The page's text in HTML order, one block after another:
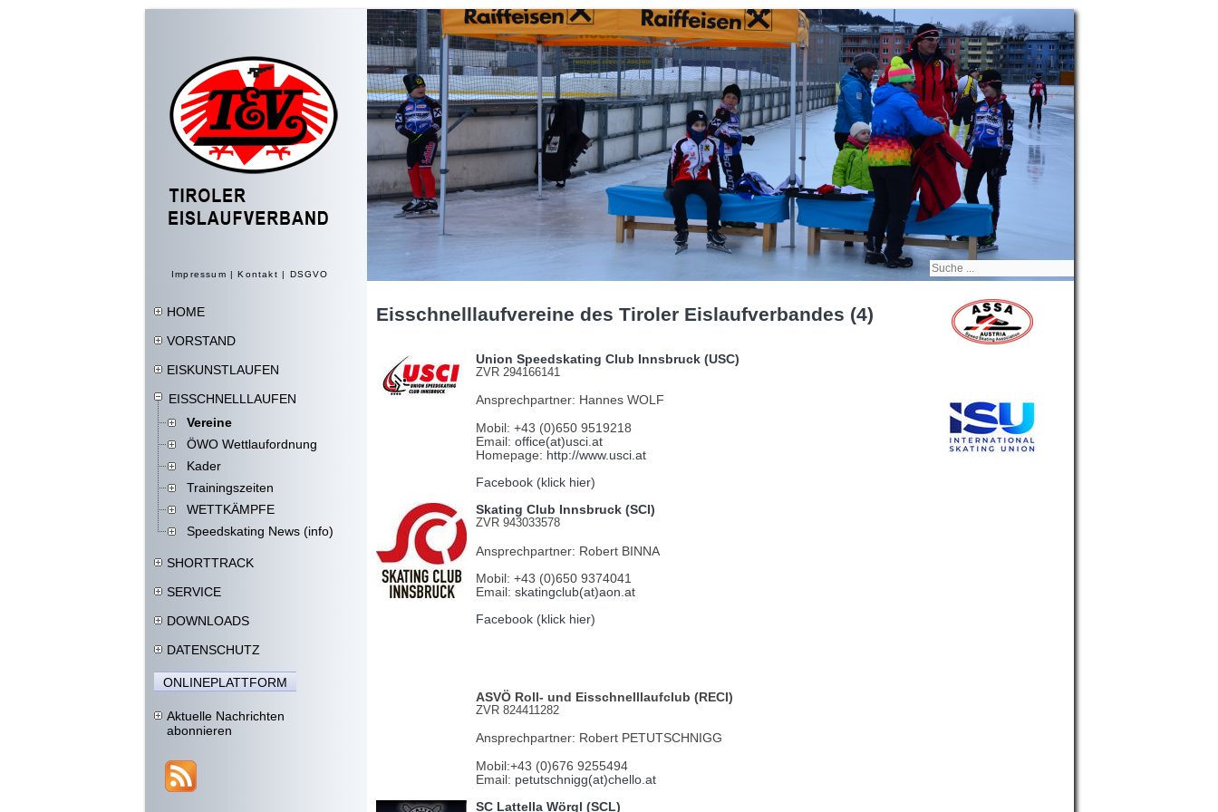
Impressum |Kontakt | DSGVO
HOME
VORSTAND
EISKUNSTLAUFEN
EISSCHNELLLAUFEN
Vereine
ÖWO Wettlaufordnung
Kader
Trainingszeiten
WETTKÄMPFE
Speedskating News (info)
SHORTTRACK
SERVICE
DOWNLOADS
DATENSCHUTZ
ONLINEPLATTFORM
Aktuelle Nachrichten
abonnieren
Eisschnelllaufvereine des Tiroler Eislaufverbandes (4)
Union Speedskating Club Innsbruck (USC)
ZVR 294166141
Ansprechpartner: Hannes WOLF
Mobil: +43 (0)650 9519218
Email: office(at)usci.at
Homepage: http://www.usci.at
Facebook (klick hier)
Skating Club Innsbruck (SCI)
ZVR 943033578
Ansprechpartner: Robert BINNA
Mobil: +43 (0)650 9374041
Email: skatingclub(at)aon.at
Facebook (klick hier)
ASVÖ Roll- und Eisschnelllaufclub (RECI)
ZVR 824411282
Ansprechpartner: Robert PETUTSCHNIGG
Mobil:+43 (0)676 9255494
Email: petutschnigg(at)chello.at
SC Lattella Wörgl (SCL)